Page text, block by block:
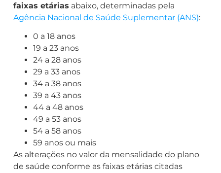
faixas etárias abaixo, determinadas pela
Agência Nacional de Saúde Suplementar (ANS):
0 a 18 anos
19 a 23 anos
24 a 28 anos
29 a 33 anos
34 a 38 anos
39 a 43 anos
44 a 48 anos
49 a 53 anos
54 a 58 anos
59 anos ou mais
As alterações no valor da mensalidade do plano
de saúde conforme as faixas etárias citadas